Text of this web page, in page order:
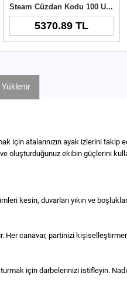
Steam Cüzdan Kodu 100 USD
5370.89 TL
için atalarınızın ayak izlerini takip
oluşturduğunuz ekibin güçlerini
kesin, duvarları yıkın ve
Her canavar, partinizi
için darbelerinizi istifleyin.